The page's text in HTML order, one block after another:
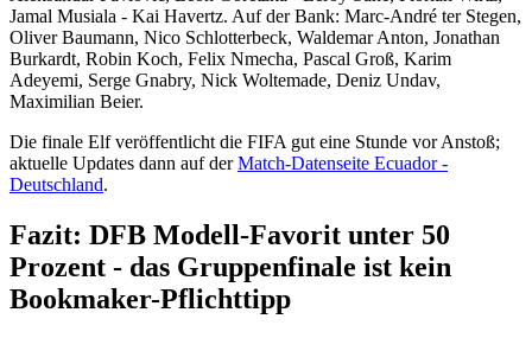
Jamal Musiala - Kai Havertz. Auf der Bank: Marc-André ter Stegen,
Oliver Baumann, Nico Schlotterbeck, Waldemar Anton, Jonathan
Burkardt, Robin Koch, Felix Nmecha, Pascal Groß, Karim
Adeyemi, Serge Gnabry, Nick Woltemade, Deniz Undav,
Maximilian Beier.
Die finale Elf veröffentlicht die FIFA gut eine Stunde vor Anstoß;
aktuelle Updates dann auf derMatch-Datenseite Ecuador -
Deutschland.
Fazit: DFB Modell-Favorit unter 50
Prozent - das Gruppenfinale ist kein
Bookmaker-Pflichttipp